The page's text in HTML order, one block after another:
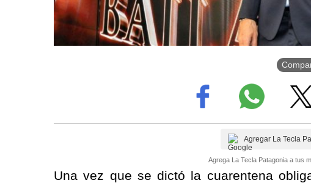
Agregar La Tecla
Agrega La Tecla Patagonia a tus
Una vez que se dictó la cuarentena